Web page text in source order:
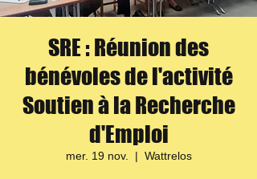
SRE : Réunion des
bénévoles de l'activité
Soutien à la Recherche
d'Emploi
mer. 19 nov.
  |
Wattrelos